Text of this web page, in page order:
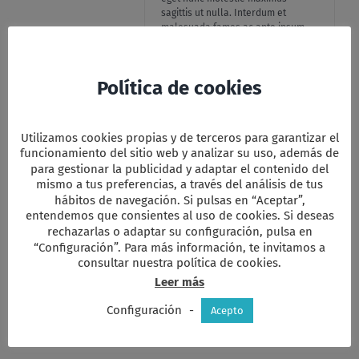
sagittis ut nulla. Interdum et
malesuada fames ac ante ipsum
feugiat. Fusce quis ornare lectus.
Vestibulum gravida vitae tellus
vitae vestibulum. Nulla porttitor
pharetra nibh. Aliquam varius, nisi
et elementum mattis, sem mi
aliquam enim, non ullamcorper mi
diam tempus dolor. Nulla sed
ipsum tellus. In hac habitasse
platea dictumst. Vivamus eu
vulputate arcu. Class aptent taciti
sociosqu ad litora torquent per
conubia nostra, per inceptos
himenaeos.
Política de cookies
Utilizamos cookies propias y de terceros para garantizar el
funcionamiento del sitio web y analizar su uso, además de
para gestionar la publicidad y adaptar el contenido del
mismo a tus preferencias, a través del análisis de tus
hábitos de navegación. Si pulsas en “Aceptar”,
entendemos que consientes al uso de cookies. Si deseas
rechazarlas o adaptar su configuración, pulsa en
“Configuración”. Para más información, te invitamos a
consultar nuestra política de cookies.
Leer más
Configuración
- Acepto